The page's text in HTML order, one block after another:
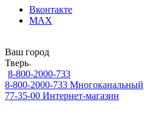
Вконтакте
MAX
Ваш город
Тверь
8-800-2000-733
8-800-2000-733 Многоканальный
77-35-00 Интернет-магазин